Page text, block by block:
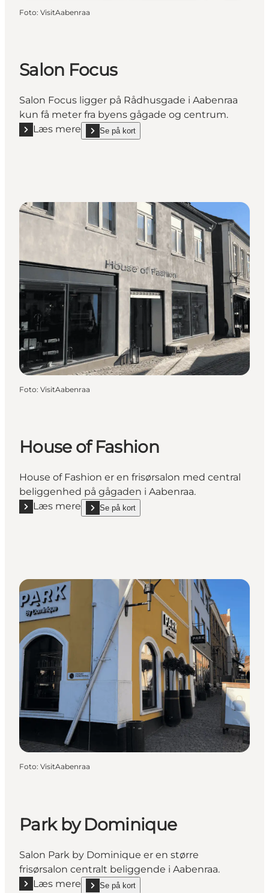
Foto: VisitAabenraa
Salon Focus
Salon Focus ligger på Rådhusgade i Aabenraa
kun få meter fra byens gågade og centrum.
Læs mere
Læs mere "Salon Focus"
Se på kort
show Salon Focus on_map
Foto: VisitAabenraa
House of Fashion
House of Fashion er en frisørsalon med central
beliggenhed på gågaden i Aabenraa.
Læs mere
Læs mere "House of Fashion"
Se på kort
show House of Fashion on_map
Foto: VisitAabenraa
Park by Dominique
Salon Park by Dominique er en større
frisørsalon centralt beliggende i Aabenraa.
Læs mere
Læs mere "Park by Dominique"
Se på kort
show Park by Dominique on_map